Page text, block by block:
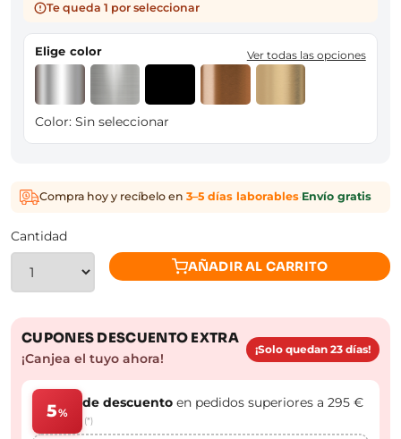
Te queda 1 por seleccionar
Elige color Ver todas las opciones
Color: Sin seleccionar
Compra hoy y recíbelo en 3–5 días laborables·Envío gratis
Cantidad
AÑADIR AL CARRITO
CUPONES DESCUENTO EXTRA
¡Canjea el tuyo ahora!
¡Solo quedan 23 días!
5%
de descuento en pedidos superiores a 295 €
(*)